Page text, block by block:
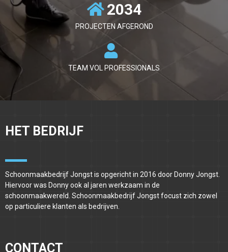
2034
PROJECTEN AFGEROND
TEAM VOL PROFESSIONALS
HET BEDRIJF
Schoonmaakbedrijf Jongst is opgericht in 2016 door Donny Jongst.
Hiervoor was Donny ook al jaren werkzaam in de
schoonmaakwereld. Schoonmaakbedrijf Jongst focust zich zowel
op particuliere klanten als bedrijven.
CONTACT